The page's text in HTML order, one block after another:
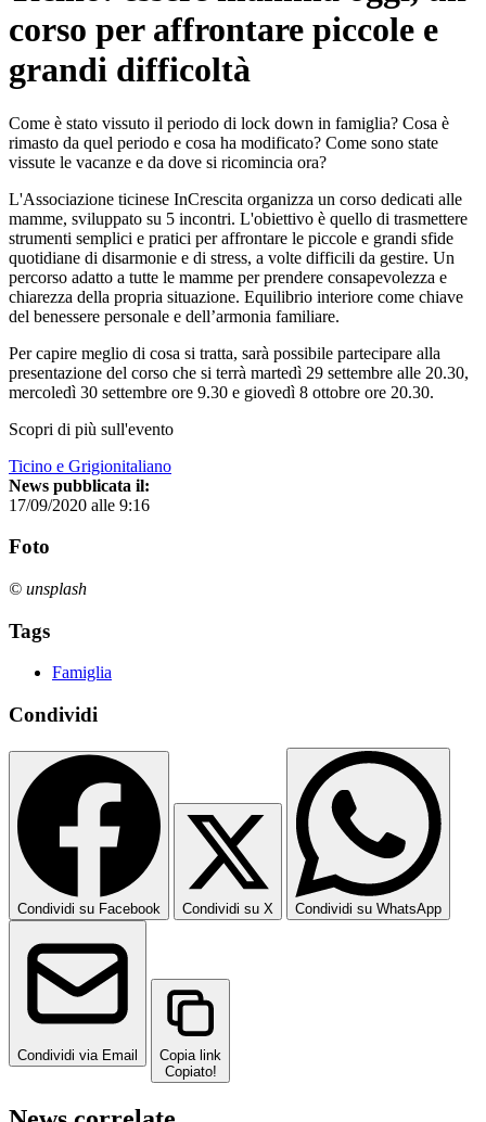
corso per affrontare piccole e
grandi difficoltà
Come è stato vissuto il periodo di lock down in famiglia? Cosa è
rimasto da quel periodo e cosa ha modificato? Come sono state
vissute le vacanze e da dove si ricomincia ora?
L'Associazione ticinese InCrescita organizza un corso dedicati alle
mamme, sviluppato su 5 incontri. L'obiettivo è quello di trasmettere
strumenti semplici e pratici per affrontare le piccole e grandi sfide
quotidiane di disarmonie e di stress, a volte difficili da gestire. Un
percorso adatto a tutte le mamme per prendere consapevolezza e
chiarezza della propria situazione. Equilibrio interiore come chiave
del benessere personale e dell’armonia familiare.
Per capire meglio di cosa si tratta, sarà possibile partecipare alla
presentazione del corso che si terrà martedì 29 settembre alle 20.30,
mercoledì 30 settembre ore 9.30 e giovedì 8 ottobre ore 20.30.
Scopri di più sull'evento
Ticino e Grigionitaliano
News pubblicata il:
17/09/2020 alle 9:16
Foto
© unsplash
Tags
Famiglia
Condividi
Condividi su Facebook Condividi su X Condividi su WhatsApp
Condividi via Email
Copia link
Copiato!